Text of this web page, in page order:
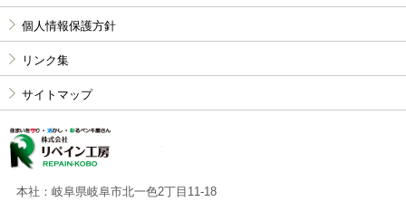
個人情報保護方針
リンク集
サイトマップ
株式会社リペイン工房
本社：岐阜県岐阜市北一色2丁目11-18